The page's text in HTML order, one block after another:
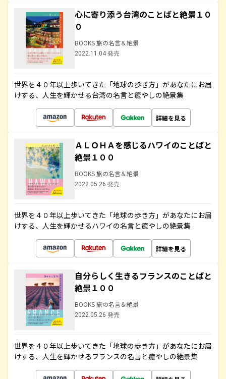
心に寄り添う台湾のことばと絶景１０
０
BOOKS 旅の名言＆絶景
2022.11.04 発売
世界を４０年以上歩いてきた「地球の歩き方」があなたにお届
けする、人生を輝かせる台湾の名言と癒やしの絶景集
詳細を見る
ＡＬＯＨＡを感じるハワイのことばと
絶景１００
BOOKS 旅の名言＆絶景
2022.05.26 発売
世界を４０年以上歩いてきた「地球の歩き方」があなたにお届
けする、人生を輝かせるハワイの名言と癒やしの絶景集
詳細を見る
自分らしく生きるフランスのことばと
絶景１００
BOOKS 旅の名言＆絶景
2022.05.26 発売
世界を４０年以上歩いてきた「地球の歩き方」があなたにお届
けする、人生を輝かせるフランスの名言と癒やしの絶景集